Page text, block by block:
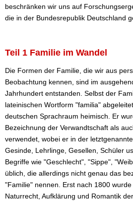
beschränken wir uns auf
die in der Bundesrepublik Deutschland
Teil 1 Familie im Wandel
Die Formen der Familie, die wir aus
Beobachtung kennen, sind im
Jahrhundert entstanden. Selbst der
lateinischen Wortform "familia"
deutschen Sprachraum heimisch. Er
Bezeichnung der Verwandtschaft als
verwendet, wobei er in der
Gesinde, Lehrlinge, Gesellen, Schüler
Begriffe wie "Geschlecht", "Sippe",
üblich, die allerdings nicht genau das
"Familie" nennen. Erst nach 1800
Naturrecht, Aufklärung und Romantik